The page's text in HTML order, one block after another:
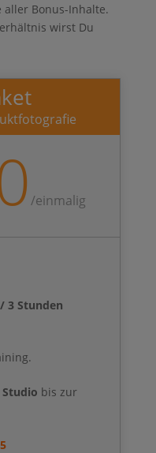
Bonus-Inhalte.
wirst Du
/einmalig
3 Stunden
Studio bis zur